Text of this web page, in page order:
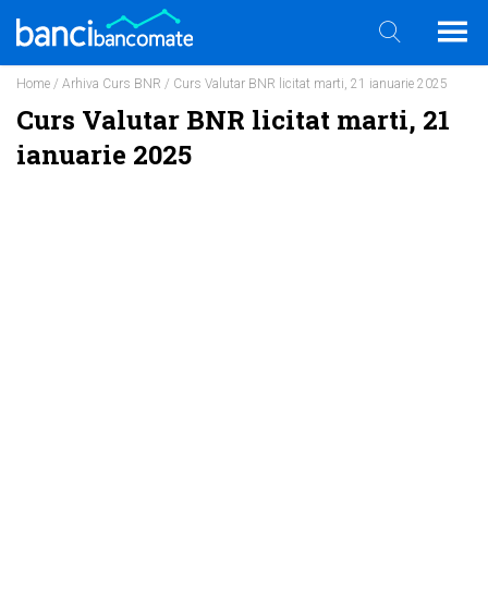
Home / Arhiva Curs BNR / Curs Valutar BNR licitat marti, 21 ianuarie 2025
Curs Valutar BNR licitat marti, 21
ianuarie 2025